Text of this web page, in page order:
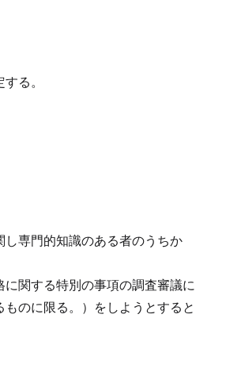
る。
専門的知識のある者のうちか
関する特別の事項の調査審議に
のに限る。）をしようとすると